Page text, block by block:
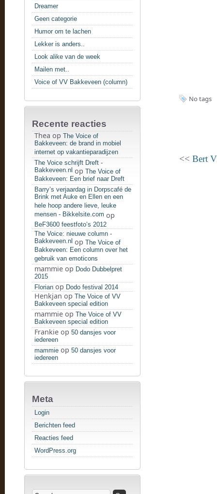
Dreamer
Geen categorie
Humor om te lachen
Lekker is anders..
Look alike van de week
Mailen met..
Voice of VV Bakkeveen (column)
Recente reacties
Thea op The Voice of
Bakkeveen: de brand in mobiel
internet op vakantieparadijzen
The Voice schrijft Dreft -
Bakkeveen.nl op The Voice of
Bakkeveen: Een brief naar Dreft
Barry’s verjaardag in Dorpscafé de
Brink met Auke en Ellen en een
hele hoop andere lieve, leuke
mensen - Bikkelsite.com op
BeF3600 feestfoto’s 2012
The Voice: nieuwe column -
Bakkeveen.nl op The Voice of
Bakkeveen: Een column over het
gebruik van emoticons
mammie op Dodo Dubbelpret
2015
Florian op Dodo festival 2014
Henkjan op The Voice of VV
Bakkeveen special edition
mammie op The Voice of VV
Bakkeveen special edition
Frankie op 50 dansjes voor
iedereen
mammie op 50 dansjes voor
iedereen
Meta
Login
Berichten feed
Reacties feed
WordPress.org
No tags
<< Bert